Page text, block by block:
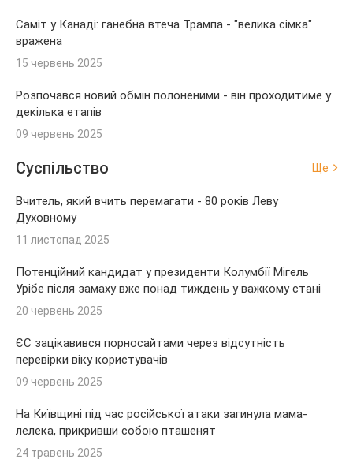
Саміт у Канаді: ганебна втеча Трампа - "велика сімка"
вражена
15 червень 2025
Розпочався новий обмін полоненими - він проходитиме у
декілька етапів
09 червень 2025
Суспільство Ще
Вчитель, який вчить перемагати - 80 років Леву
Духовному
11 листопад 2025
Потенційний кандидат у президенти Колумбії Мігель
Урібе після замаху вже понад тиждень у важкому стані
20 червень 2025
ЄС зацікавився порносайтами через відсутність
перевірки віку користувачів
09 червень 2025
На Київщині під час російської атаки загинула мама-
лелека, прикривши собою пташенят
24 травень 2025